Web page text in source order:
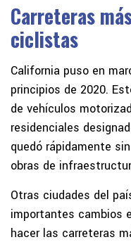
Carreteras
ciclistas
California puso en
principios de 2020.
de vehículos
residenciales
quedó rápidamente
obras de
Otras ciudades del
importantes cambios
hacer las carreteras